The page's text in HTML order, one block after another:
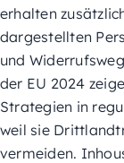
erhalten
dargestellten
und
der EU 2024
Strategien in
weil sie
vermeiden.